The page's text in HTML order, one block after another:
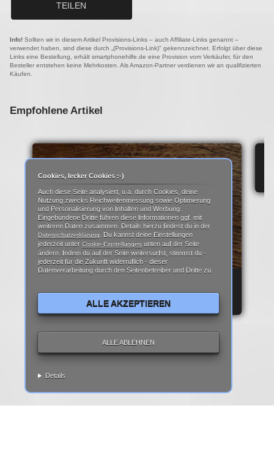
TEILEN
Info! Sollten wir in diesem Artikel Provisions-Links – auch Affiliate-Links genannt –
verwendet haben, sind diese durch „(Provisions-Link)" gekennzeichnet. Erfolgt über diese
Links eine Bestellung, erhält smartphonehilfe.de eine Provision vom Verkäufer, für den
Besteller entstehen keine Mehrkosten. Als Amazon-Partner verdienen wir an qualifizierten
Käufen.
Empfohlene Artikel
REPARATUR ANLEITUNG | TEARDOWN
Cookies, lecker Cookies :-)
Auch diese Seite analysiert, u.a. durch Cookies, deine
Nutzung zwecks Reichweitenmessung sowie Optimierung
und Personalisierung von Inhalten und Werbung.
Eingebundene Dritte führen diese Informationen ggf. mit
weiteren Daten zusammen. Details hierzu findest du in der
Datenschutzerklärung
. Du kannst deine Einstellungen
jederzeit unter Cookie-Einstellungen unten auf der Seite
ändern. Indem du auf der Seite weitersurfst, stimmst du -
jederzeit für die Zukunft widerruflich - dieser
Datenverarbeitung durch den Seitenbetreiber und Dritte zu.
ALLE AKZEPTIEREN
ALLE ABLEHNEN
Details